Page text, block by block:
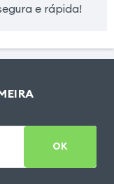
e rápida!
OK